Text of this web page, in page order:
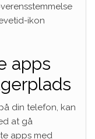
ikon
apps
din telefon, kan
at gå
apps med